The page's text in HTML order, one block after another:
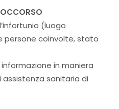
(luogo
persone coinvolte, stato
in maniera
assistenza sanitaria di